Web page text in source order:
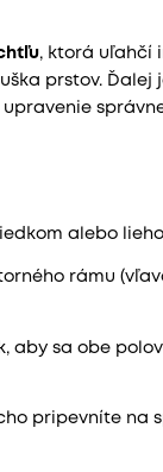
, ktorá uľahčí
prstov. Ďalej
alebo
rámu
sa obe
pripevníte na